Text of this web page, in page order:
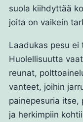
suola kiihdyttää
joita on vaikein
Laadukas pesu ei
Huolellisuutta
reunat,
vanteet, joihin
painepesuria
ja herkimpiin